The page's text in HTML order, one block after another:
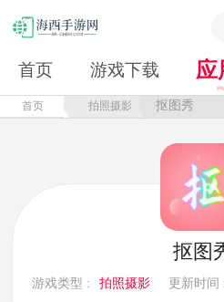
首页 游戏下载 应
首页 拍照摄影 抠图秀
抠图
游戏类型 : 拍照摄影 更新时间